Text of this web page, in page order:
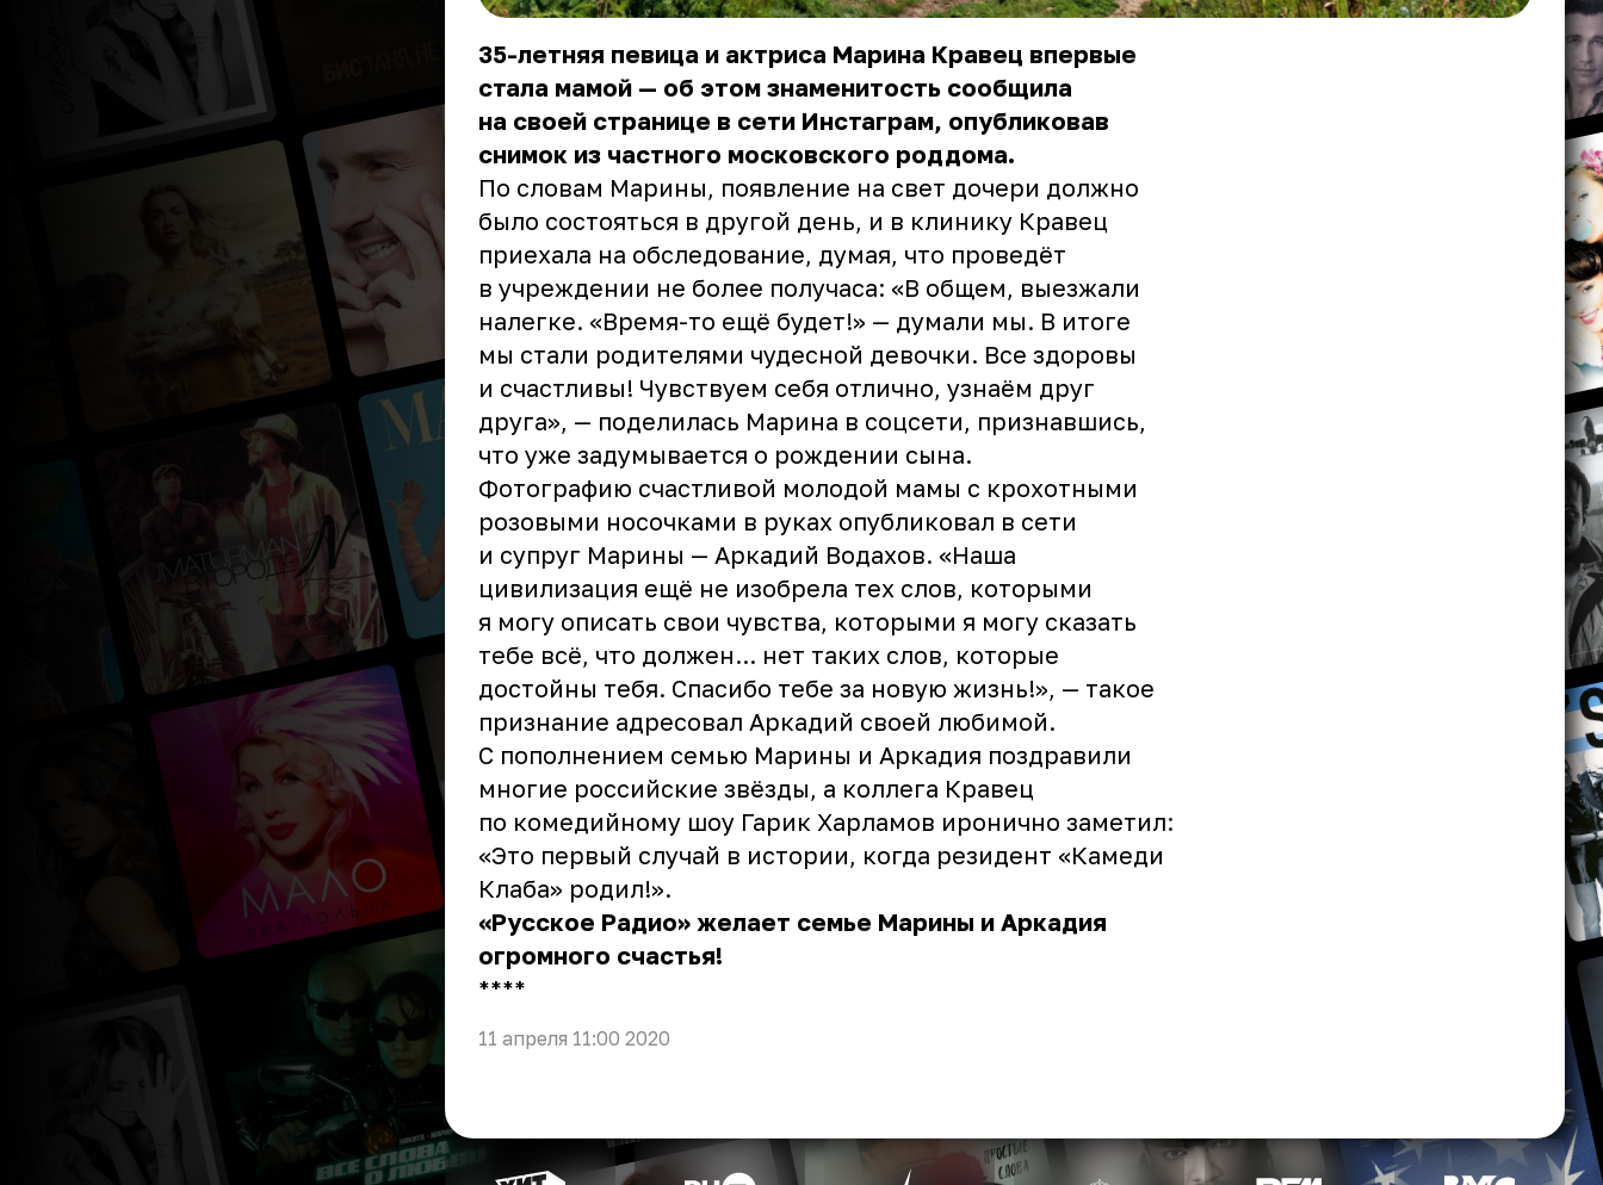
35-летняя певица и актриса Марина Кравец впервые
стала мамой — об этом знаменитость сообщила
на своей странице в сети Инстаграм, опубликовав
снимок из частного московского роддома.
По словам Марины, появление на свет дочери должно
было состояться в другой день, и в клинику Кравец
приехала на обследование, думая, что проведёт
в учреждении не более получаса: «В общем, выезжали
налегке. «Время-то ещё будет!» — думали мы. В итоге
мы стали родителями чудесной девочки. Все здоровы
и счастливы! Чувствуем себя отлично, узнаём друг
друга», — поделилась Марина в соцсети, признавшись,
что уже задумывается о рождении сына.
Фотографию счастливой молодой мамы с крохотными
розовыми носочками в руках опубликовал в сети
и супруг Марины — Аркадий Водахов. «Наша
цивилизация ещё не изобрела тех слов, которыми
я могу описать свои чувства, которыми я могу сказать
тебе всё, что должен... нет таких слов, которые
достойны тебя. Спасибо тебе за новую жизнь!», — такое
признание адресовал Аркадий своей любимой.
С пополнением семью Марины и Аркадия поздравили
многие российские звёзды, а коллега Кравец
по комедийному шоу Гарик Харламов иронично заметил:
«Это первый случай в истории, когда резидент «Камеди
Клаба» родил!».
«Русское Радио» желает семье Марины и Аркадия
огромного счастья!
** **
11 апреля 11:00 2020